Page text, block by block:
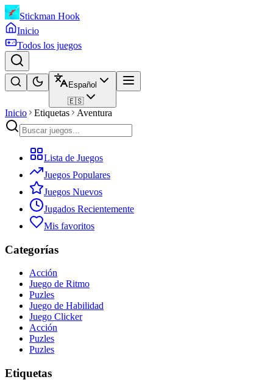
Stickman Hook
Inicio
Todos los juegos
Español
🇪🇸
Inicio Etiquetas Aventura
Lista de Juegos
Juegos Populares
Juegos Nuevos
Jugados Recientemente
Mis favoritos
Categorías
Acción
Juego de Ritmo
Puzles
Juego de Habilidad
Juego Clicker
Acción
Puzles
Puzles
Etiquetas